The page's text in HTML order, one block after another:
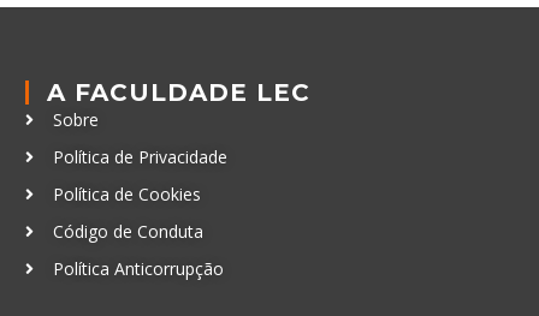
A FACULDADE LEC
Sobre
Política de Privacidade
Política de Cookies
Código de Conduta
Política Anticorrupção